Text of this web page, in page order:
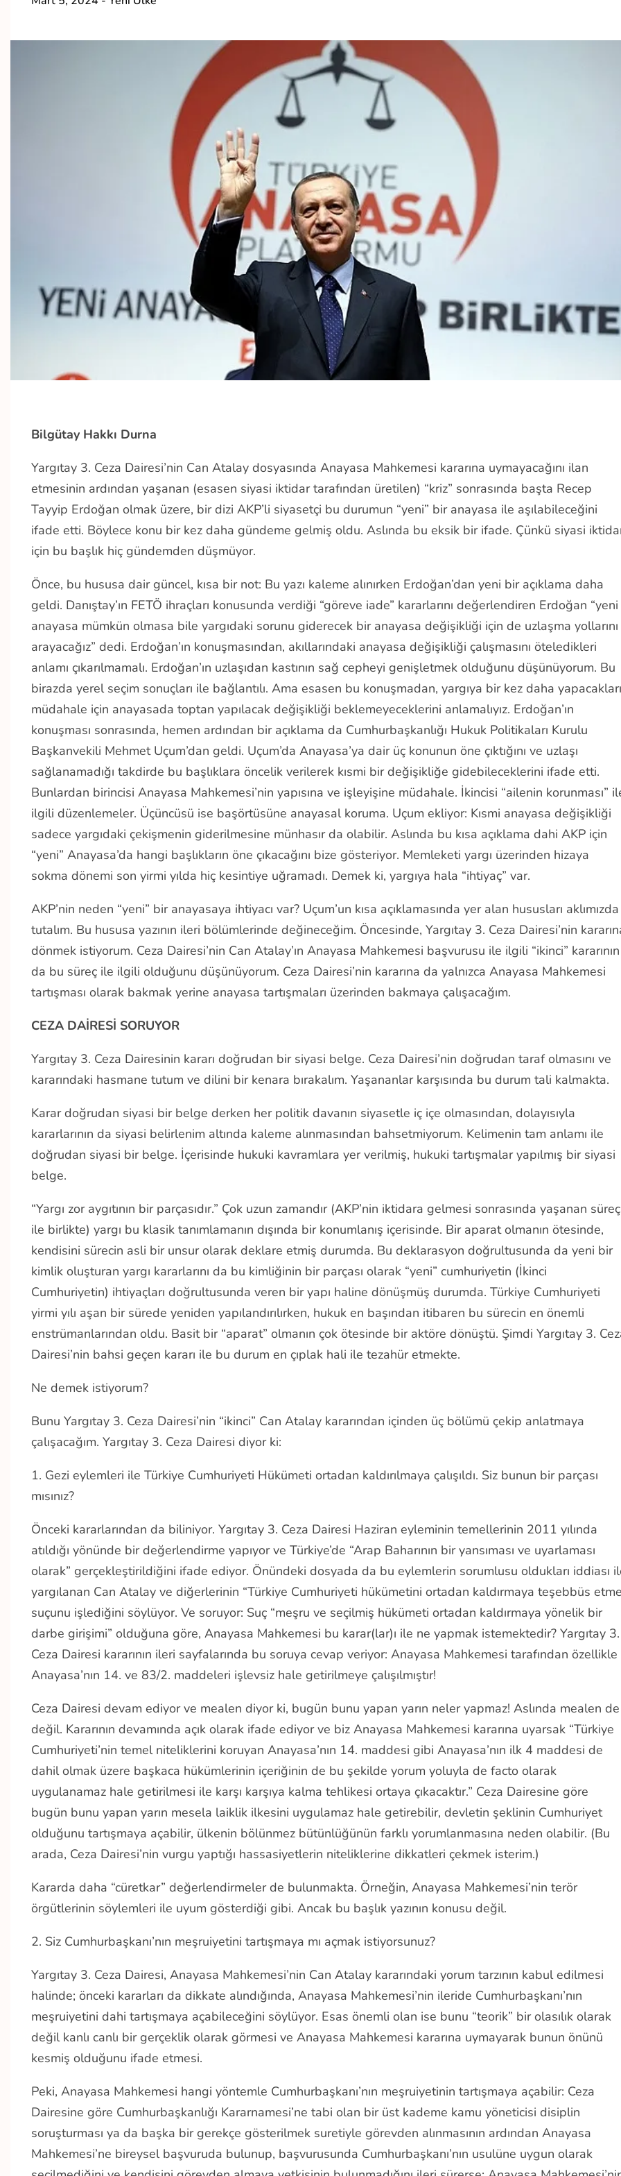
Bilgütay Hakkı Durna
Yargıtay 3. Ceza Dairesi’nin Can Atalay dosyasında Anayasa Mahkemesi kararına uymayacağını ilan
etmesinin ardından yaşanan (esasen siyasi iktidar tarafından üretilen) “kriz” sonrasında başta Recep
Tayyip Erdoğan olmak üzere, bir dizi AKP’li siyasetçi bu durumun “yeni” bir anayasa ile aşılabileceğini
ifade etti. Böylece konu bir kez daha gündeme gelmiş oldu. Aslında bu eksik bir ifade. Çünkü siyasi
için bu başlık hiç gündemden düşmüyor.
Önce, bu hususa dair güncel, kısa bir not: Bu yazı kaleme alınırken Erdoğan’dan yeni bir açıklama daha
geldi. Danıştay’ın FETÖ ihraçları konusunda verdiği “göreve iade” kararlarını değerlendiren Erdoğan “yeni
anayasa mümkün olmasa bile yargıdaki sorunu giderecek bir anayasa değişikliği için de uzlaşma yollarını
arayacağız” dedi. Erdoğan’ın konuşmasından, akıllarındaki anayasa değişikliği çalışmasını öteledikleri
anlamı çıkarılmamalı. Erdoğan’ın uzlaşıdan kastının sağ cepheyi genişletmek olduğunu düşünüyorum. Bu
birazda yerel seçim sonuçları ile bağlantılı. Ama esasen bu konuşmadan, yargıya bir kez daha yapacakları
müdahale için anayasada toptan yapılacak değişikliği beklemeyeceklerini anlamalıyız. Erdoğan’ın
konuşması sonrasında, hemen ardından bir açıklama da Cumhurbaşkanlığı Hukuk Politikaları Kurulu
Başkanvekili Mehmet Uçum’dan geldi. Uçum’da Anayasa’ya dair üç konunun öne çıktığını ve uzlaşı
sağlanamadığı takdirde bu başlıklara öncelik verilerek kısmi bir değişikliğe gidebileceklerini ifade etti.
Bunlardan birincisi Anayasa Mahkemesi’nin yapısına ve işleyişine müdahale. İkincisi “ailenin korunması”
ilgili düzenlemeler. Üçüncüsü ise başörtüsüne anayasal koruma. Uçum ekliyor: Kısmi anayasa değişikliği
sadece yargıdaki çekişmenin giderilmesine münhasır da olabilir. Aslında bu kısa açıklama dahi AKP için
“yeni” Anayasa’da hangi başlıkların öne çıkacağını bize gösteriyor. Memleketi yargı üzerinden hizaya
sokma dönemi son yirmi yılda hiç kesintiye uğramadı. Demek ki, yargıya hala “ihtiyaç” var.
AKP’nin neden “yeni” bir anayasaya ihtiyacı var? Uçum’un kısa açıklamasında yer alan hususları aklımızda
tutalım. Bu hususa yazının ileri bölümlerinde değineceğim. Öncesinde, Yargıtay 3. Ceza Dairesi’nin
dönmek istiyorum. Ceza Dairesi’nin Can Atalay’ın Anayasa Mahkemesi başvurusu ile ilgili “ikinci” kararının
da bu süreç ile ilgili olduğunu düşünüyorum. Ceza Dairesi’nin kararına da yalnızca Anayasa Mahkemesi
tartışması olarak bakmak yerine anayasa tartışmaları üzerinden bakmaya çalışacağım.
CEZA DAİRESİ SORUYOR
Yargıtay 3. Ceza Dairesinin kararı doğrudan bir siyasi belge. Ceza Dairesi’nin doğrudan taraf olmasını ve
kararındaki hasmane tutum ve dilini bir kenara bırakalım. Yaşananlar karşısında bu durum tali kalmakta.
Karar doğrudan siyasi bir belge derken her politik davanın siyasetle iç içe olmasından, dolayısıyla
kararlarının da siyasi belirlenim altında kaleme alınmasından bahsetmiyorum. Kelimenin tam anlamı ile
doğrudan siyasi bir belge. İçerisinde hukuki kavramlara yer verilmiş, hukuki tartışmalar yapılmış bir siyasi
belge.
“Yargı zor aygıtının bir parçasıdır.” Çok uzun zamandır (AKP’nin iktidara gelmesi sonrasında yaşanan süreç
ile birlikte) yargı bu klasik tanımlamanın dışında bir konumlanış içerisinde. Bir aparat olmanın ötesinde,
kendisini sürecin asli bir unsur olarak deklare etmiş durumda. Bu deklarasyon doğrultusunda da yeni bir
kimlik oluşturan yargı kararlarını da bu kimliğinin bir parçası olarak “yeni” cumhuriyetin (İkinci
Cumhuriyetin) ihtiyaçları doğrultusunda veren bir yapı haline dönüşmüş durumda. Türkiye Cumhuriyeti
yirmi yılı aşan bir sürede yeniden yapılandırılırken, hukuk en başından itibaren bu sürecin en önemli
enstrümanlarından oldu. Basit bir “aparat” olmanın çok ötesinde bir aktöre dönüştü. Şimdi Yargıtay 3.
Dairesi’nin bahsi geçen kararı ile bu durum en çıplak hali ile tezahür etmekte.
Ne demek istiyorum?
Bunu Yargıtay 3. Ceza Dairesi’nin “ikinci” Can Atalay kararından içinden üç bölümü çekip anlatmaya
çalışacağım. Yargıtay 3. Ceza Dairesi diyor ki:
1. Gezi eylemleri ile Türkiye Cumhuriyeti Hükümeti ortadan kaldırılmaya çalışıldı. Siz bunun bir parçası
mısınız?
Önceki kararlarından da biliniyor. Yargıtay 3. Ceza Dairesi Haziran eyleminin temellerinin 2011 yılında
atıldığı yönünde bir değerlendirme yapıyor ve Türkiye’de “Arap Baharının bir yansıması ve uyarlaması
olarak” gerçekleştirildiğini ifade ediyor. Önündeki dosyada da bu eylemlerin sorumlusu oldukları iddiası
yargılanan Can Atalay ve diğerlerinin “Türkiye Cumhuriyeti hükümetini ortadan kaldırmaya teşebbüs
suçunu işlediğini söylüyor. Ve soruyor: Suç “meşru ve seçilmiş hükümeti ortadan kaldırmaya yönelik bir
darbe girişimi” olduğuna göre, Anayasa Mahkemesi bu karar(lar)ı ile ne yapmak istemektedir? Yargıtay 3.
Ceza Dairesi kararının ileri sayfalarında bu soruya cevap veriyor: Anayasa Mahkemesi tarafından özellikle
Anayasa’nın 14. ve 83/2. maddeleri işlevsiz hale getirilmeye çalışılmıştır!
Ceza Dairesi devam ediyor ve mealen diyor ki, bugün bunu yapan yarın neler yapmaz! Aslında mealen de
değil. Kararının devamında açık olarak ifade ediyor ve biz Anayasa Mahkemesi kararına uyarsak “Türkiye
Cumhuriyeti’nin temel niteliklerini koruyan Anayasa’nın 14. maddesi gibi Anayasa’nın ilk 4 maddesi de
dahil olmak üzere başkaca hükümlerinin içeriğinin de bu şekilde yorum yoluyla de facto olarak
uygulanamaz hale getirilmesi ile karşı karşıya kalma tehlikesi ortaya çıkacaktır.” Ceza Dairesine göre
bugün bunu yapan yarın mesela laiklik ilkesini uygulamaz hale getirebilir, devletin şeklinin Cumhuriyet
olduğunu tartışmaya açabilir, ülkenin bölünmez bütünlüğünün farklı yorumlanmasına neden olabilir. (Bu
arada, Ceza Dairesi’nin vurgu yaptığı hassasiyetlerin niteliklerine dikkatleri çekmek isterim.)
Kararda daha “cüretkar” değerlendirmeler de bulunmakta. Örneğin, Anayasa Mahkemesi’nin terör
örgütlerinin söylemleri ile uyum gösterdiği gibi. Ancak bu başlık yazının konusu değil.
2. Siz Cumhurbaşkanı’nın meşruiyetini tartışmaya mı açmak istiyorsunuz?
Yargıtay 3. Ceza Dairesi, Anayasa Mahkemesi’nin Can Atalay kararındaki yorum tarzının kabul edilmesi
halinde; önceki kararları da dikkate alındığında, Anayasa Mahkemesi’nin ileride Cumhurbaşkanı’nın
meşruiyetini dahi tartışmaya açabileceğini söylüyor. Esas önemli olan ise bunu “teorik” bir olasılık olarak
değil kanlı canlı bir gerçeklik olarak görmesi ve Anayasa Mahkemesi kararına uymayarak bunun önünü
kesmiş olduğunu ifade etmesi.
Peki, Anayasa Mahkemesi hangi yöntemle Cumhurbaşkanı’nın meşruiyetinin tartışmaya açabilir: Ceza
Dairesine göre Cumhurbaşkanlığı Kararnamesi’ne tabi olan bir üst kademe kamu yöneticisi disiplin
soruşturması ya da başka bir gerekçe gösterilmek suretiyle görevden alınmasının ardından Anayasa
Mahkemesi’ne bireysel başvuruda bulunup, başvurusunda Cumhurbaşkanı’nın usulüne uygun olarak